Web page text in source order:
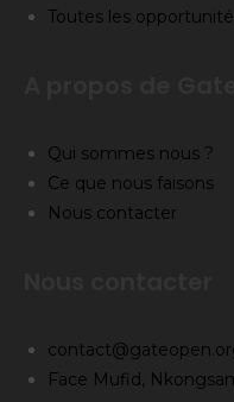
Toutes les
Qui sommes nous ?
Ce que nous faisons
Nous contacter
Face Mufid,